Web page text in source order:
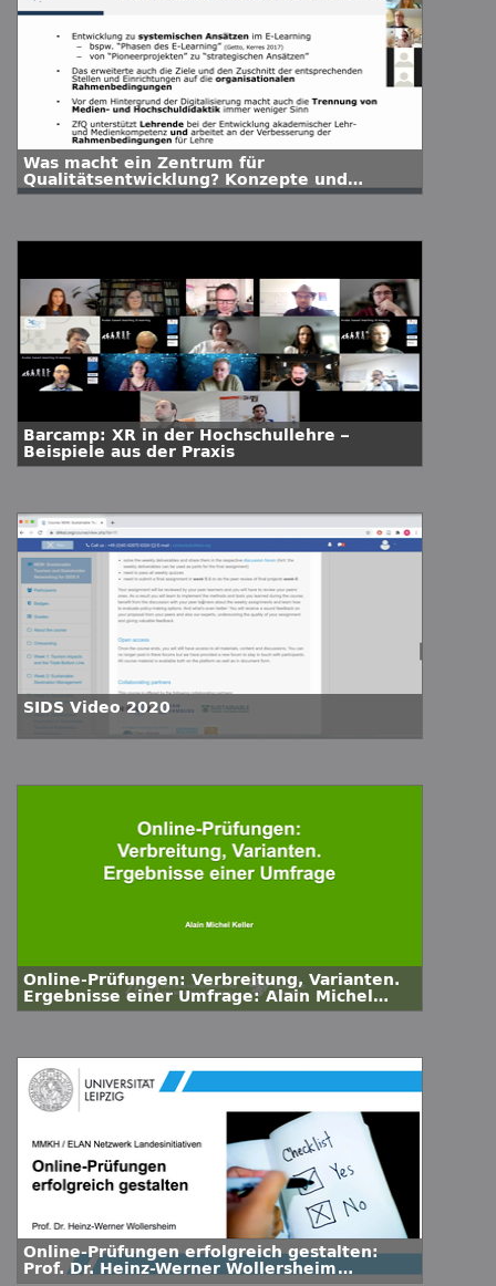
Was macht ein Zentrum für
Qualitätsentwicklung? Konzepte und
Instrumente zur Verbesserung der digitalen
Barcamp: XR in der Hochschullehre –
Beispiele aus der Praxis
SIDS Video 2020
Online-Prüfungen: Verbreitung, Varianten.
Ergebnisse einer Umfrage: Alain Michel
Keller (Universität Wuppertal)
Online-Prüfungen erfolgreich gestalten:
Prof. Dr. Heinz-Werner Wollersheim